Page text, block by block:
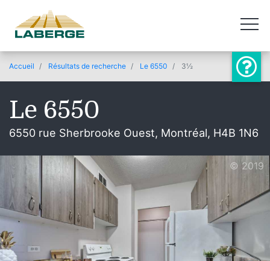
Accueil Résultats de recherche Le 6550 3½
Le 6550
6550 rue Sherbrooke Ouest, Montréal, H4B 1N6
© 2019